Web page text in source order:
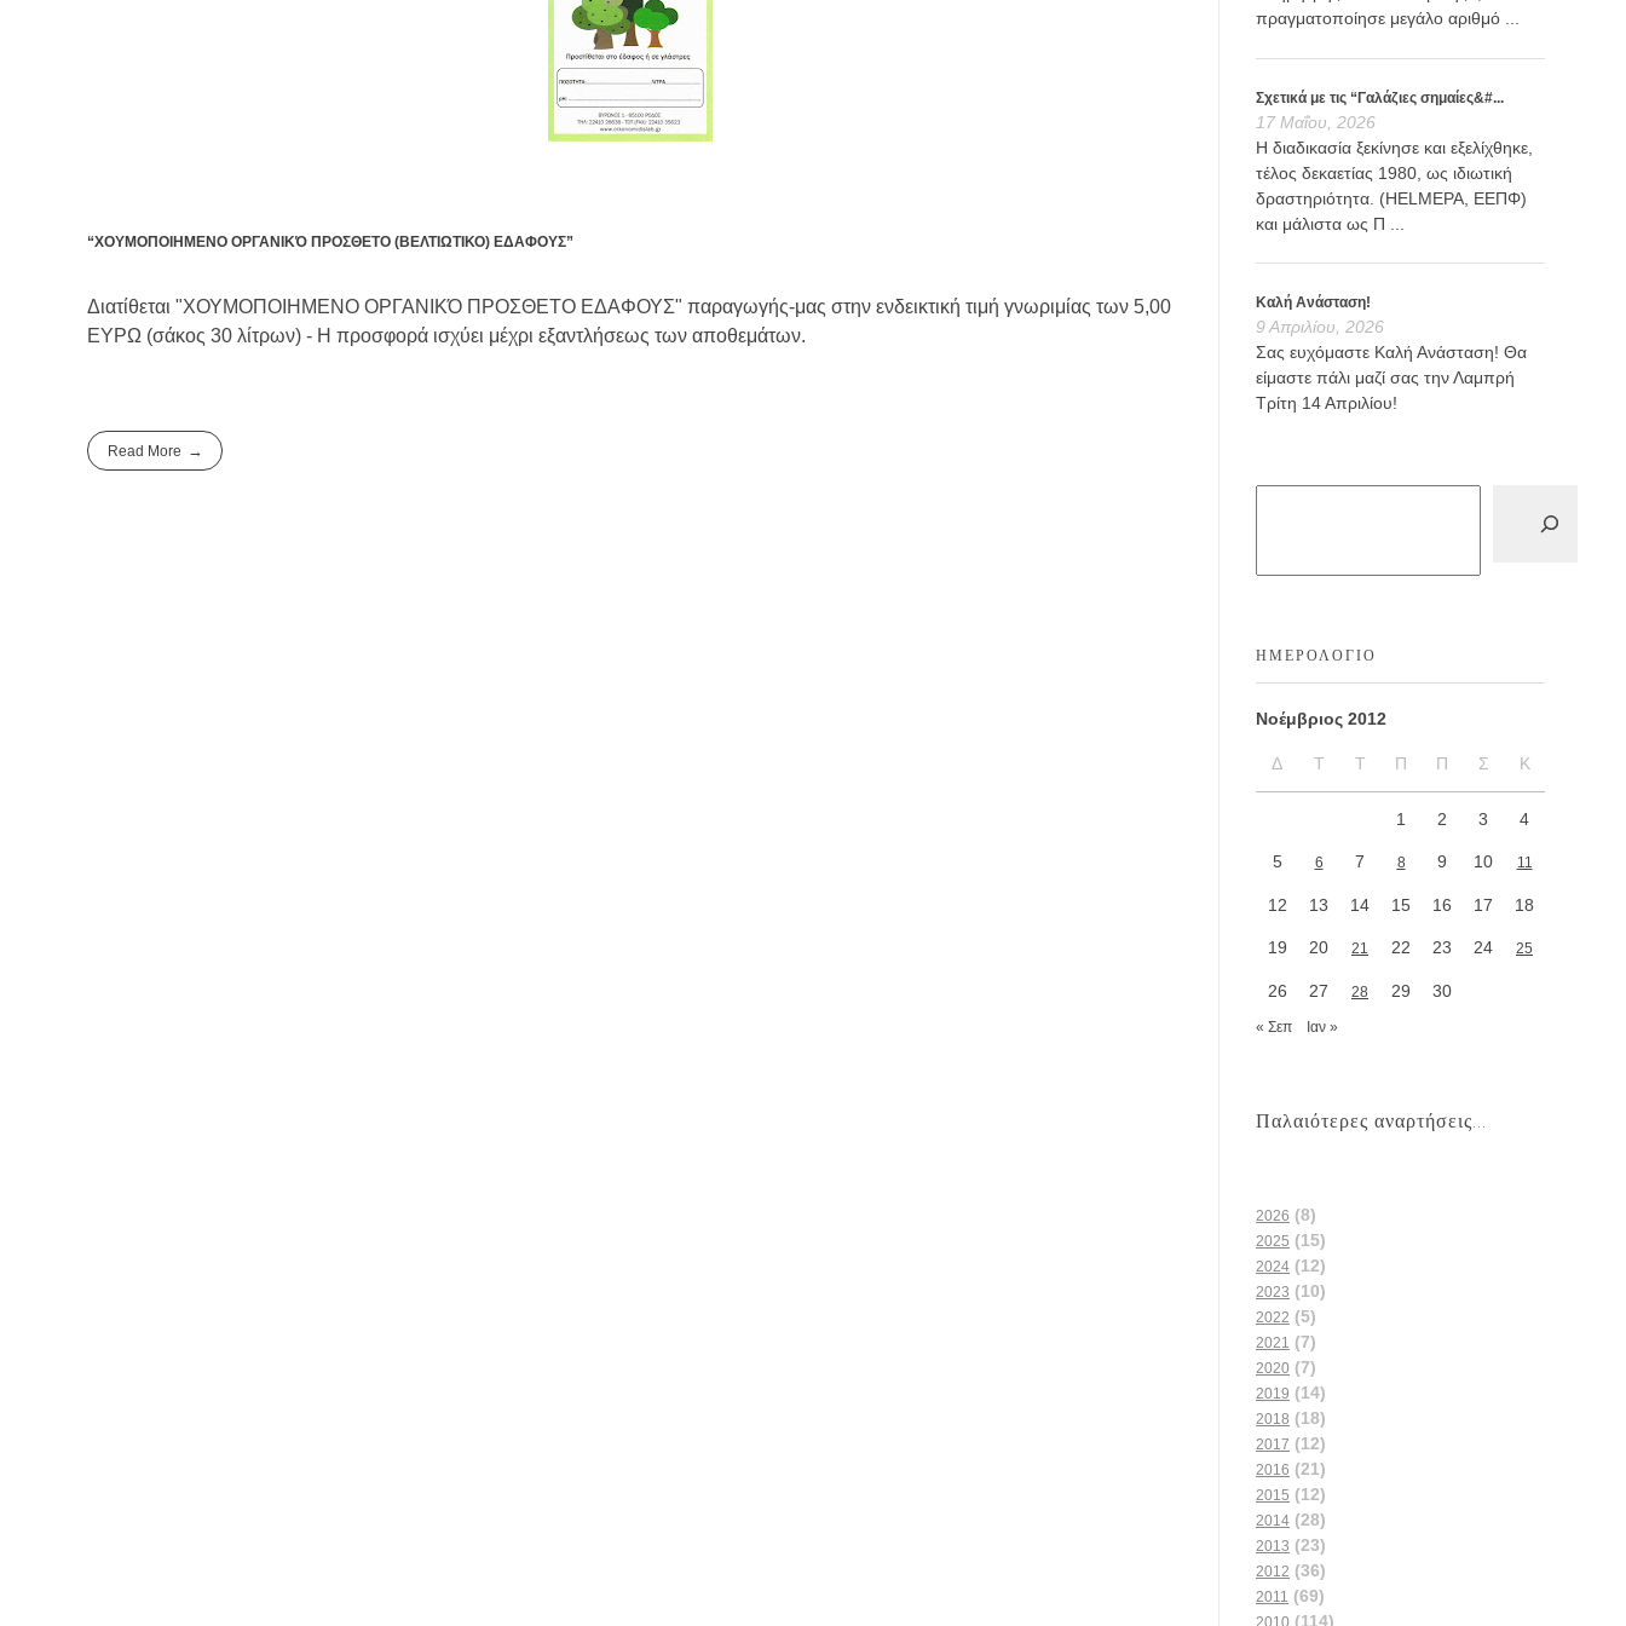
“ΧΟΥΜΟΠΟΙΗΜΕΝΟ ΟΡΓΑΝΙΚΌ ΠΡΟΣΘΕΤΟ (ΒΕΛΤΙΩΤΙΚΟ) ΕΔΑΦΟΥΣ”
Διατίθεται "ΧΟΥΜΟΠΟΙΗΜΕΝΟ ΟΡΓΑΝΙΚΌ ΠΡΟΣΘΕΤΟ ΕΔΑΦΟΥΣ" παραγωγής-μας στην ενδεικτική τιμή γνωριμίας των 5,00
ΕΥΡΩ (σάκος 30 λίτρων) - Η προσφορά ισχύει μέχρι εξαντλήσεως των αποθεμάτων.
Read More
πραγματοποίησε μεγάλο αριθμό ...
Σχετικά με τις “Γαλάζιες σημαίες&#...
17 Μαΐου, 2026
Η διαδικασία ξεκίνησε και εξελίχθηκε,
τέλος δεκαετίας 1980, ως ιδιωτική
δραστηριότητα. (HELMEPA, ΕΕΠΦ)
και μάλιστα ως Π ...
Καλή Ανάσταση!
9 Απριλίου, 2026
Σας ευχόμαστε Καλή Ανάσταση! Θα
είμαστε πάλι μαζί σας την Λαμπρή
Τρίτη 14 Απριλίου!
ΗΜΕΡΟΛΌΓΙΟ
Νοέμβριος 2012
Δ Τ Τ Π Π Σ Κ
1 2 3 4
5 6 7 8 9 10 11
12 13 14 15 16 17 18
19 20 21 22 23 24 25
26 27 28 29 30
« Σεπ Ιαν »
Παλαιότερες αναρτήσεις...
2026 (8)
2025 (15)
2024 (12)
2023 (10)
2022 (5)
2021 (7)
2020 (7)
2019 (14)
2018 (18)
2017 (12)
2016 (21)
2015 (12)
2014 (28)
2013 (23)
2012 (36)
2011 (69)
(114)